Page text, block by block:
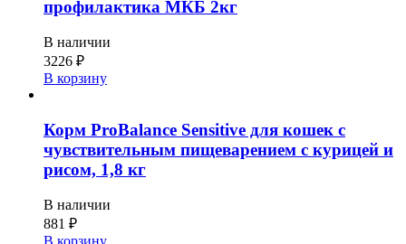
профилактика МКБ 2кг
В наличии
3226 ₽
В корзину
Корм ProBalance Sensitive для кошек с
чувствительным пищеварением с курицей и
рисом, 1,8 кг
В наличии
881 ₽
В корзину